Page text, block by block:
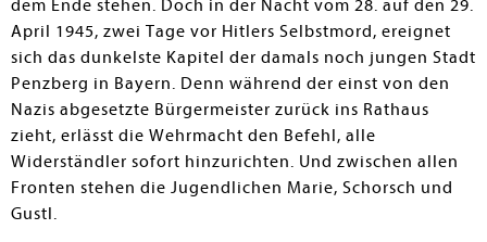
dem Ende stehen. Doch in der Nacht vom 28. auf den 29.
April 1945, zwei Tage vor Hitlers Selbstmord, ereignet
sich das dunkelste Kapitel der damals noch jungen Stadt
Penzberg in Bayern. Denn während der einst von den
Nazis abgesetzte Bürgermeister zurück ins Rathaus
zieht, erlässt die Wehrmacht den Befehl, alle
Widerständler sofort hinzurichten. Und zwischen allen
Fronten stehen die Jugendlichen Marie, Schorsch und
Gustl.